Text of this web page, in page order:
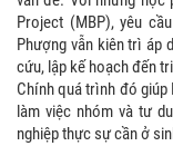
Project (MBP), yêu
Phượng vẫn kiên trì áp
cứu, lập kế hoạch đến
Chính quá trình đó giúp
làm việc nhóm và tư
nghiệp thực sự cần ở